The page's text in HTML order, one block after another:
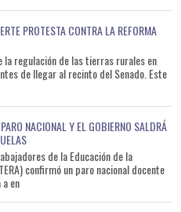
PROTESTA CONTRA LA REFORMA
regulación de las tierras rurales en
de llegar al recinto del Senado. Este
NACIONAL Y EL GOBIERNO SALDRÁ
de la Educación de la
confirmó un paro nacional docente
en